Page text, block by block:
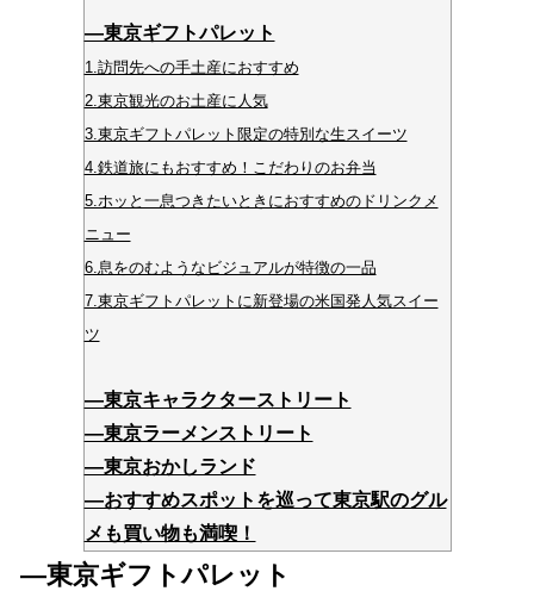
―東京ギフトパレット
1.訪問先への手土産におすすめ
2.東京観光のお土産に人気
3.東京ギフトパレット限定の特別な生スイーツ
4.鉄道旅にもおすすめ！こだわりのお弁当
5.ホッと一息つきたいときにおすすめのドリンクメ
ニュー
6.息をのむようなビジュアルが特徴の一品
7.東京ギフトパレットに新登場の米国発人気スイー
ツ
―東京キャラクターストリート
―東京ラーメンストリート
―東京おかしランド
―おすすめスポットを巡って東京駅のグル
メも買い物も満喫！
―東京ギフトパレット